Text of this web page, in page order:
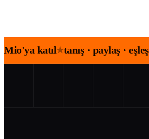
Mio'ya katıl★tanış · paylaş · eşleş